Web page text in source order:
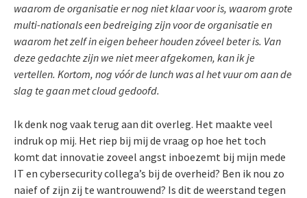
waarom de organisatie er nog niet klaar voor is, waarom grote
multi-nationals een bedreiging zijn voor de organisatie en
waarom het zelf in eigen beheer houden zóveel beter is. Van
deze gedachte zijn we niet meer afgekomen, kan ik je
vertellen. Kortom, nog vóór de lunch was al het vuur om aan de
slag te gaan met cloud gedoofd.
Ik denk nog vaak terug aan dit overleg. Het maakte veel
indruk op mij. Het riep bij mij de vraag op hoe het toch
komt dat innovatie zoveel angst inboezemt bij mijn mede
IT en cybersecurity collega’s bij de overheid? Ben ik nou zo
naief of zijn zij te wantrouwend? Is dit de weerstand tegen